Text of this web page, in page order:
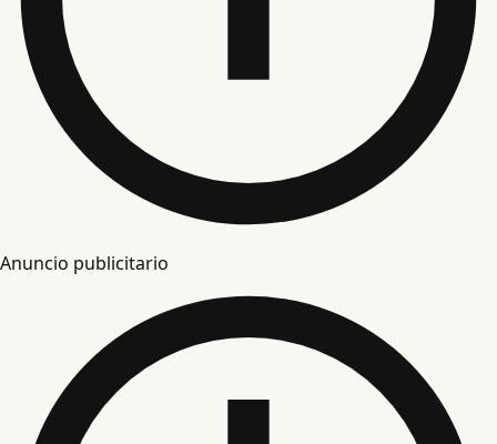
Anuncio publicitario